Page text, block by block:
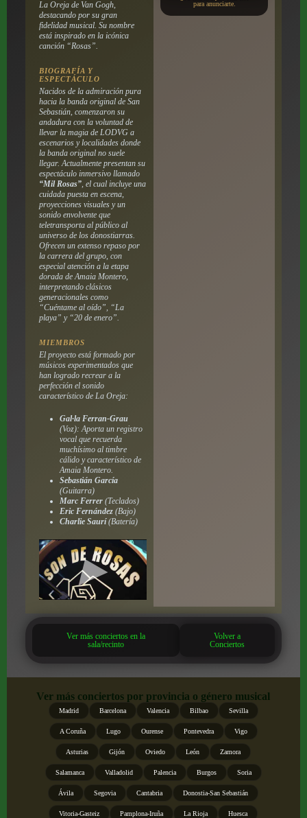
La Oreja de Van Gogh,
destacando por su gran
fidelidad musical. Su nombre
está inspirado en la icónica
canción “Rosas”.
BIOGRAFÍA Y
ESPECTÁCULO
Nacidos de la admiración pura
hacia la banda original de San
Sebastián, comenzaron su
andadura con la voluntad de
llevar la magia de LODVG a
escenarios y localidades donde
la banda original no suele
llegar. Actualmente presentan su
espectáculo inmersivo llamado
“Mil Rosas”, el cual incluye una
cuidada puesta en escena,
proyecciones visuales y un
sonido envolvente que
teletransporta al público al
universo de los donostiarras.
Ofrecen un extenso repaso por
la carrera del grupo, con
especial atención a la etapa
dorada de Amaia Montero,
interpretando clásicos
generacionales como
“Cuéntame al oído”, “La
playa” y “20 de enero”.
MIEMBROS
El proyecto está formado por
músicos experimentados que
han logrado recrear a la
perfección el sonido
característico de La Oreja:
Gal·la Ferran-Grau
(Voz): Aporta un registro
vocal que recuerda
muchísimo al timbre
cálido y característico de
Amaia Montero.
Sebastián García
(Guitarra)
Marc Ferrer(Teclados)
Eric Fernández(Bajo)
Charlie Saurí(Batería)
para anunciarte.
Ver más conciertos en la
sala/recinto
Volver a
Conciertos
Ver más conciertos por provincia o género musical
Madrid Barcelona Valencia Bilbao Sevilla
A Coruña Lugo Ourense Pontevedra Vigo
Asturias Gijón Oviedo León Zamora
Salamanca Valladolid Palencia Burgos Soria
Ávila Segovia Cantabria Donostia-San Sebastián
Vitoria-Gasteiz Pamplona-Iruña La Rioja Huesca